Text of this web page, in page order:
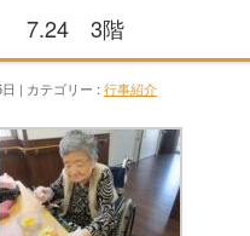
7.24 3階
カテゴリー : 行事紹介